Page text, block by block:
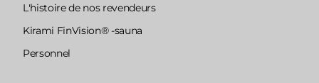
L'histoire de nos revendeurs
Kirami FinVision® -sauna
Personnel